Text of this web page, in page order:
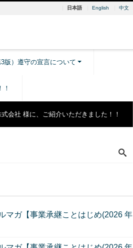
日本語 English 中文
版）遵守の宣言について
式会社 様に、ご紹介いただきました！！
マガ【事業承継ことはじめ(2026 年